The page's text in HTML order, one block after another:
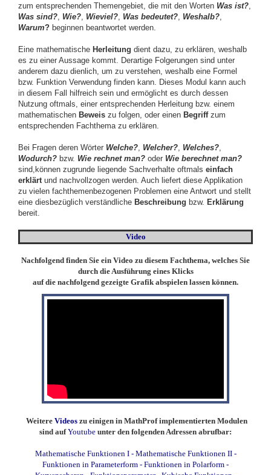
zum entsprechenden Themengebiet, die mit den Worten Was ist?
Was sind? Wie? Wieviel? Was bedeutet? Weshalb?
Warum? beginnen beantwortet werden.
Eine mathematische Herleitung dient dazu, zu erklären, weshalb
es zu einer Aussage kommt. Derartige Folgerungen sind unter
anderem dazu dienlich, um zu verstehen, weshalb eine Formel
bzw. Funktion Verwendung finden kann. Dieses Modul kann auch
in diesem Fall hilfreich sein und ermöglicht es durch dessen
Nutzung oftmals, einer entsprechenden Herleitung bzw. einem
mathematischen Beweis zu folgen, oder einen Begriff zum
entsprechenden Fachthema zu erklären.
Bei Fragen deren Wörter Welche? Welcher? Welches?
Wodurch? bzw. Wie rechnet man? oder Wie berechnet man?
sind,können zugrunde liegende Sachverhalte oftmals einfach
erklärt und nachvollzogen werden. Auch liefert diese Applikation
zu vielen fachthemenbezogenen Problemen eine Antwort und stellt
eine diesbezüglich verständliche Beschreibung bzw. Erklärung
bereit.
Video
Nachfolgend finden Sie ein Video zu diesem Fachthema, welches Sie
durch die Ausführung eines Klicks
auf die nachfolgend gezeigte Grafik abspielen lassen können.
Weitere Videos zu einigen in MathProf implementierten Modulen
sind aufYoutube unter den folgenden Adressen abrufbar:
Mathematische Funktionen I- Mathematische Funktionen II-
Funktionen in Parameterform - Funktionen in Polarform -